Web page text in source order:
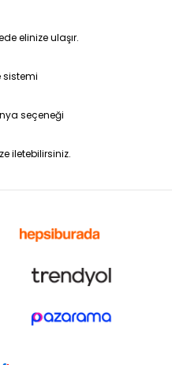
elinize ulaşır.
sistemi
seçeneği
iletebilirsiniz.